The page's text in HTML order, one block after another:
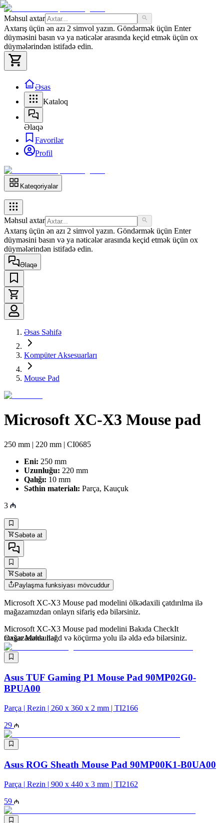
Məhsul axtar
Axtarış üçün ən azı 2 simvol yazın. Göndərmək üçün Enter
düyməsini basın və ya nəticələr arasında keçid etmək üçün ox
düymələrindən istifadə edin.
Əsas
Kataloq
Əlaqə
Favorilər
Profil
Kateqoriyalar
Məhsul axtar
Axtarış üçün ən azı 2 simvol yazın. Göndərmək üçün Enter
düyməsini basın və ya nəticələr arasında keçid etmək üçün ox
düymələrindən istifadə edin.
Əlaqə
Əsas Səhifə
Kompüter Aksesuarları
Mouse Pad
Microsoft XC-X3 Mouse pad
250 mm | 220 mm | CI0685
Eni: 250 mm
Uzunluğu: 220 mm
Qalığı: 10 mm
Səthin materialı: Parça, Kauçuk
3
Səbətə at
Səbətə at
Paylaşma funksiyası mövcuddur
Microsoft XC-X3 Mouse pad modelini ölkədaxili çatdırılma ilə
mağazamızdan onlayn sifariş edə bilərsiniz.
Microsoft XC-X3 Mouse pad modelini Bakıda CheckIt
mağazasında nəğd və köçürmə yolu ilə əldə edə bilərsiniz.
Oxşar Məhsullar
Asus TUF Gaming P1 Mouse Pad 90MP02G0-
BPUA00
Parça | Rezin | 260 x 360 x 2 mm | TI2166
29
Asus ROG Sheath Mouse Pad 90MP00K1-B0UA00
Parça | Rezin | 900 x 440 x 3 mm | TI2162
59